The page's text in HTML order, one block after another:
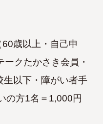
歳以上・自己申
ークたかさき会員・
以下・障がい者手
の方1名＝1,000円